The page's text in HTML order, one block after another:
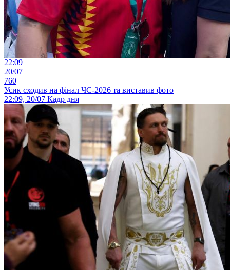
22:09
20/07
760
Усик сходив на фінал ЧС-2026 та виставив фото
22:09, 20/07 Кадр дня